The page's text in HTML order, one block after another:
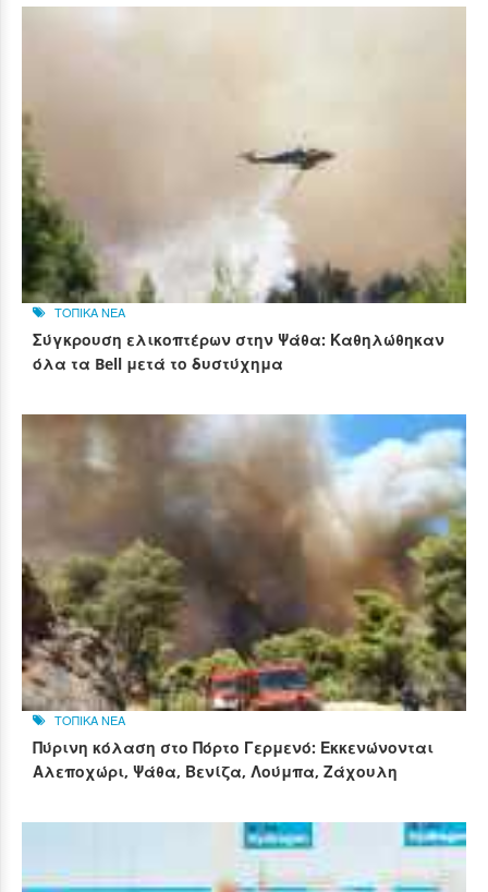
ΤΟΠΙΚΑ ΝΕΑ
Σύγκρουση ελικοπτέρων στην Ψάθα: Καθηλώθηκαν
όλα τα Bell μετά το δυστύχημα
ΤΟΠΙΚΑ ΝΕΑ
Πύρινη κόλαση στο Πόρτο Γερμενό: Εκκενώνονται
Αλεποχώρι, Ψάθα, Βενίζα, Λούμπα, Ζάχουλη